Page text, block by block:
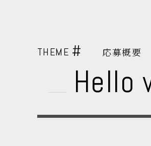
THEME # 応募概要
Hello